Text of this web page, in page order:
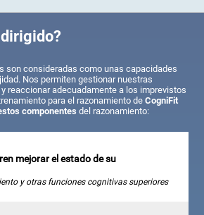
son consideradas como unas capacidades
Nos permiten gestionar nuestras
reaccionar adecuadamente a los imprevistos
para el razonamiento deCogniFit
componentesdel razonamiento:
mejorar el estado de su
y otras funciones cognitivas superiores